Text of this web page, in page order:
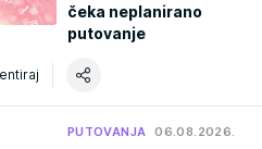
čeka neplanirano
putovanje
PUTOVANJA 06.08.2026.